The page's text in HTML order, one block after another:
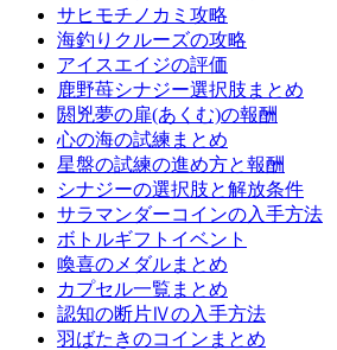
サヒモチノカミ攻略
海釣りクルーズの攻略
アイスエイジの評価
鹿野苺シナジー選択肢まとめ
閼兇夢の扉(あくむ)の報酬
心の海の試練まとめ
星盤の試練の進め方と報酬
シナジーの選択肢と解放条件
サラマンダーコインの入手方法
ボトルギフトイベント
喚喜のメダルまとめ
カプセル一覧まとめ
認知の断片Ⅳの入手方法
羽ばたきのコインまとめ